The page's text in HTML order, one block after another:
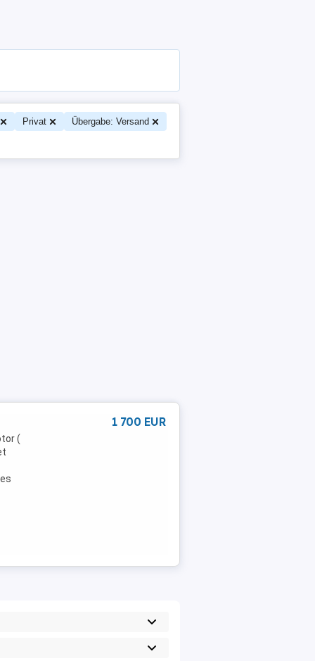
Privat Übergabe: Versand
(
1 700 EUR